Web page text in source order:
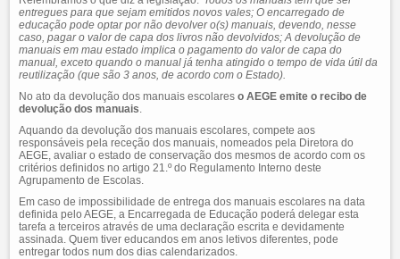
entregues para que sejam emitidos novos vales; O encarregado de
educação pode optar por não devolver o(s) manuais, devendo, nesse
caso, pagar o valor de capa dos livros não devolvidos; A devolução de
manuais em mau estado implica o pagamento do valor de capa do
manual, exceto quando o manual já tenha atingido o tempo de vida útil da
reutilização (que são 3 anos, de acordo com o Estado).
No ato da devolução dos manuais escolares o AEGE emite o recibo de
devolução dos manuais
Aquando da devolução dos manuais escolares, compete aos
responsáveis pela receção dos manuais, nomeados pela Diretora do
AEGE, avaliar o estado de conservação dos mesmos de acordo com os
critérios definidos no artigo 21.º do Regulamento Interno deste
Agrupamento de Escolas.
Em caso de impossibilidade de entrega dos manuais escolares na data
definida pelo AEGE, a Encarregada de Educação poderá delegar esta
tarefa a terceiros através de uma declaração escrita e devidamente
assinada. Quem tiver educandos em anos letivos diferentes, pode
entregar todos num dos dias calendarizados.